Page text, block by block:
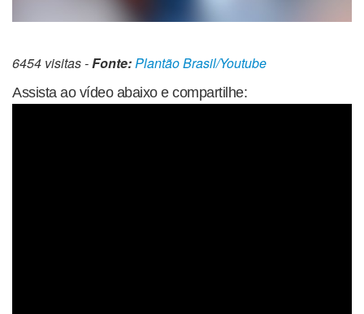
6454 visitas -Fonte:Plantão Brasil/Youtube
Assista ao vídeo abaixo e compartilhe: